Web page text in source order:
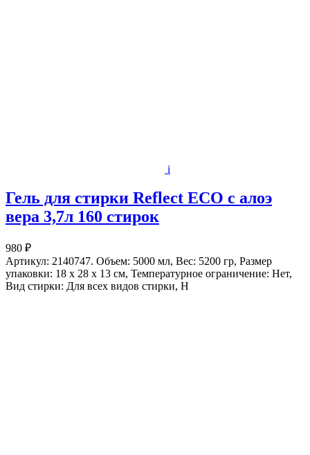
i
Гель для стирки Reflect ECO с алоэ
вера 3,7л 160 стирок
980 ₽
Артикул: 2140747. Объем: 5000 мл, Вес: 5200 гр, Размер
упаковки: 18 x 28 x 13 см, Температурное ограничение: Нет,
Вид стирки: Для всех видов стирки, Н